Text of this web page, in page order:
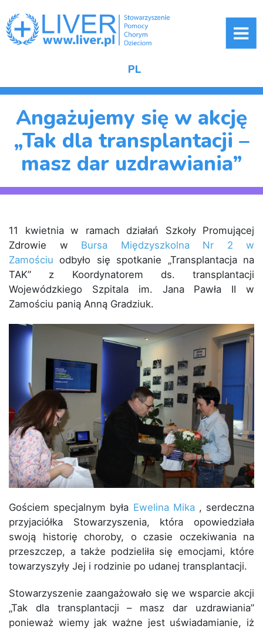
PL
Angażujemy się w akcję
„Tak dla transplantacji –
masz dar uzdrawiania”
11 kwietnia w ramach działań Szkoły Promującej
Zdrowie w Bursa Międzyszkolna Nr 2 w
Zamościu odbyło się spotkanie „Transplantacja na
TAK” z Koordynatorem ds. transplantacji
Wojewódzkiego Szpitala im. Jana Pawła II w
Zamościu panią Anną Gradziuk.
Gościem specjalnym była Ewelina Mika, serdeczna
przyjaciółka Stowarzyszenia, która opowiedziała
swoją historię choroby, o czasie oczekiwania na
przeszczep, a także podzieliła się emocjami, które
towarzyszyły Jej i rodzinie po udanej transplantacji.
Stowarzyszenie zaangażowało się we wsparcie akcji
„Tak dla transplantacji – masz dar uzdrawiania”
ponieważ wiemy jak ważne jest uświadamianie, iż